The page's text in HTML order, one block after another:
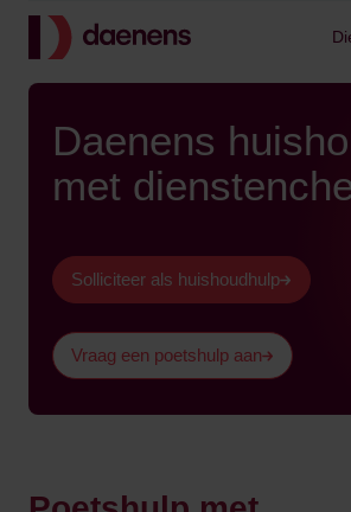
Terug
Daenens
met
Solliciteer als huishoudhulp
Vraag een poetshulp aan